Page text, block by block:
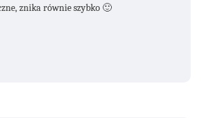
znika równie szybko 🙂